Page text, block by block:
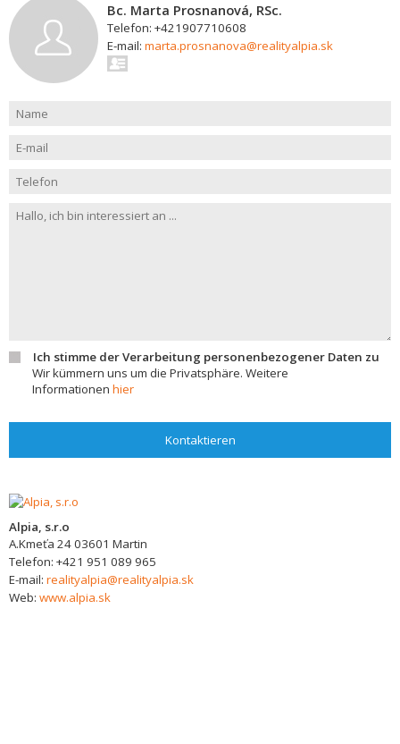
Bc. Marta Prosnanová, RSc.
Telefon: +421907710608
E-mail: marta.prosnanova@realityalpia.sk
Ich stimme der Verarbeitung personenbezogener Daten zu
Wir kümmern uns um die Privatsphäre. Weitere
Informationen hier
Kontaktieren
Alpia, s.r.o
A.Kmeťa 2403601 Martin
Telefon: +421 951 089 965
E-mail: realityalpia@realityalpia.sk
Web: www.alpia.sk